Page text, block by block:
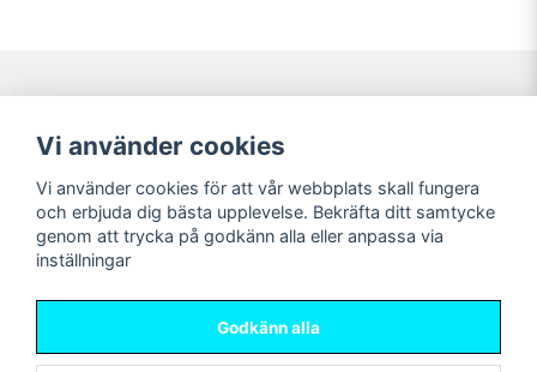
Navigering
Nyheter!
Förbeställning
Mitt konto
Logga in
Registrera dig
Glömt lösenord?
Sociala medier
Vi använder cookies
Vi använder cookies för att vår webbplats skall fungera
och erbjuda dig bästa upplevelse. Bekräfta ditt samtycke
genom att trycka på godkänn alla eller anpassa via
inställningar
Godkänn alla